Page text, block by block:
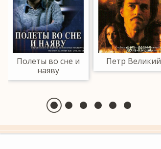
Полеты во сне и
наяву
Петр Великий